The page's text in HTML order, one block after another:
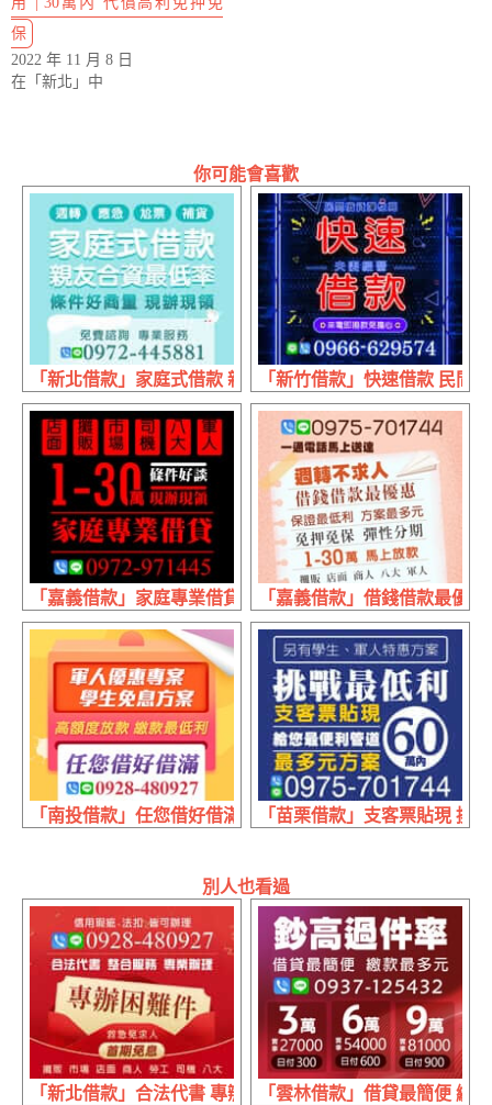
保
2022 年 11 月 8 日
在「新北」中
你可能會喜歡
「新北借款」家庭式借款 親友合資最低利率 | 條件好商量
「新竹借款」快速借款 民間
「嘉義借款」家庭專業借貸 條件好談 | 1~30萬 現辦現領現
「嘉義借款」借錢借款最優
「南投借款」任您借好借滿 高額度放款 | 繳款最低利 軍人
「苗栗借款」支客票貼現 挑
別人也看過
「新北借款」合法代書 專辦困難件 | 首期免息 信用瑕疵法
「雲林借款」借貸最簡便 繳